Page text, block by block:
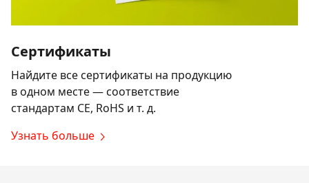
Сертификаты
Найдите все сертификаты на продукцию
в одном месте — соответствие
стандартам CE, RoHS и т. д.
Узнать больше